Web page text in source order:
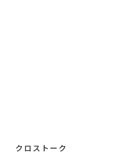
クロストーク